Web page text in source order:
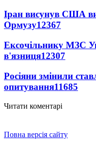
Іран висунув США
Ормузу12367
Ексочільнику МЗС
в'язниця12307
Росіяни змінили
опитування11685
Читати коментарі
Повна версія сайту